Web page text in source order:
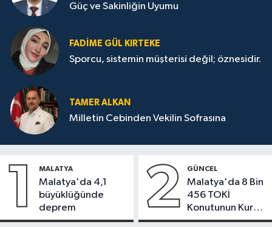
Güç ve Sakinliğin Uyumu
FADIME GÜL KIRTEKE
Sporcu, sistemin müşterisi değil; öznesidir.
TAMER ALKAN
Milletin Cebinden Vekilin Sofrasına
1 MALATYA
Malatya'da 4,1
büyüklüğünde
deprem
2 GÜNCEL
Malatya'da 8 Bin
456 TOKİ
Konutunun Kurası
Bugün Çekiliyor